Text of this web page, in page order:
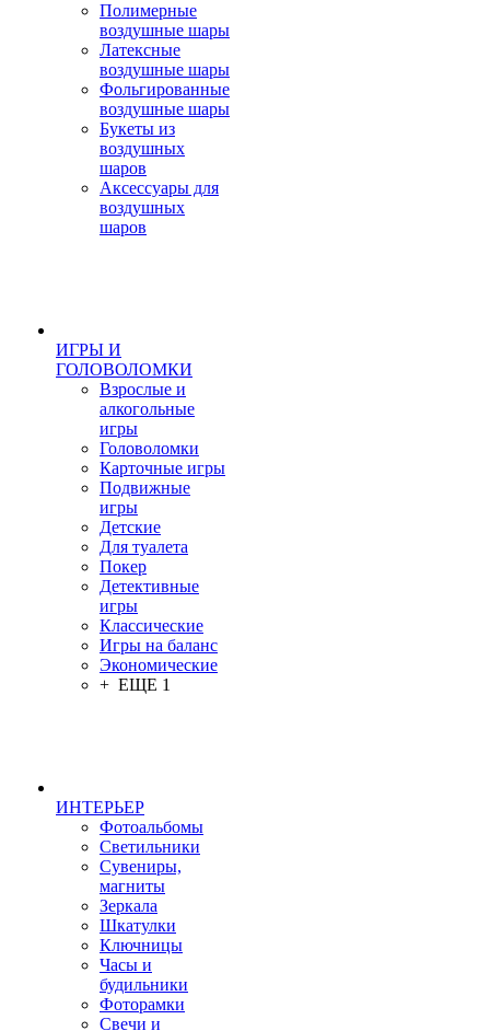
Полимерные
воздушные шары
Латексные
воздушные шары
Фольгированные
воздушные шары
Букеты из
воздушных
шаров
Аксессуары для
воздушных
шаров
ИГРЫ И
ГОЛОВОЛОМКИ
Взрослые и
алкогольные
игры
Головоломки
Карточные игры
Подвижные
игры
Детские
Для туалета
Покер
Детективные
игры
Классические
Игры на баланс
Экономические
+ ЕЩЕ 1
ИНТЕРЬЕР
Фотоальбомы
Светильники
Сувениры,
магниты
Зеркала
Шкатулки
Ключницы
Часы и
будильники
Фоторамки
Свечи и